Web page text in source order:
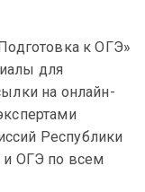
к ОГЭ»
для
на онлайн-
Республики
и ОГЭ по всем